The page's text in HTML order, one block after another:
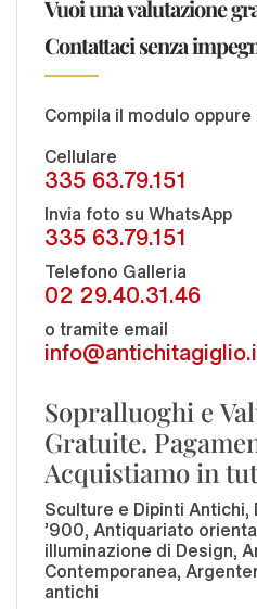
Vuoi una valutazione
Contattaci senza
Compila il modulo
Cellulare
335 63.79.151
Invia foto su WhatsApp
335 63.79.151
Telefono Galleria
02 29.40.31.46
o tramite email
Sopralluoghi e
Gratuite.
Acquistiamo in
Sculture e Dipinti
'900, Antiquariato
illuminazione di Design,
Contemporanea,
antichi